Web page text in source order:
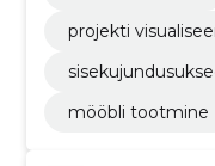
projekti
mööbli tootmine